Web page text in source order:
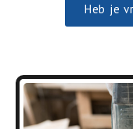
Heb je